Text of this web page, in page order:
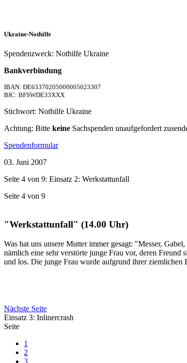
Ukraine-Nothilfe
Spendenzweck: Nothilfe Ukraine
Bankverbindung
IBAN: DE63370205000005023307
BIC: BFSWDE33XXX
Stichwort: Nothilfe Ukraine
Achtung: Bitte keine Sachspenden unaufgefordert
Spendenformular
03. Juni 2007
Seite 4 von 9: Einsatz 2: Werkstattunfall
Seite 4 von 9
"Werkstattunfall" (14.00 Uhr)
Was hat uns unsere Mutter immer gesagt: "Messer,
nämlich eine sehr verstörte junge Frau vor, deren Freund
und los. Die junge Frau wurde aufgrund ihrer ziemlichen
Nächste Seite
Einsatz 3: Inlinercrash
Seite
1
2
3